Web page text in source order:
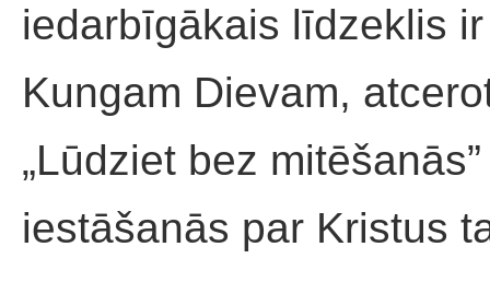
iedarbīgākais līdzeklis
Kungam Dievam,
„Lūdziet bez
iestāšanās par Kristus